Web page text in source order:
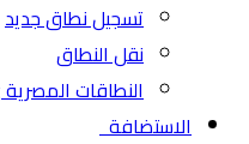
تسجيل نطاق جديد
نقل النطاق
النطاقات المصرية Eg.
الاستضافة